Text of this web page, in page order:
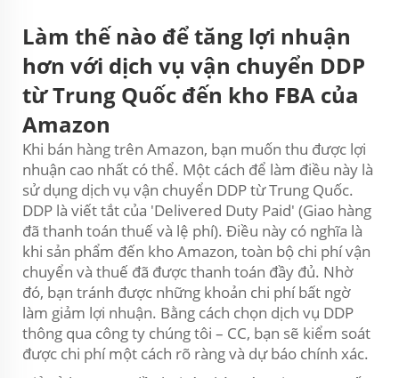
Làm thế nào để tăng lợi nhuận
hơn với dịch vụ vận chuyển DDP
từ Trung Quốc đến kho FBA của
Amazon
Khi bán hàng trên Amazon, bạn muốn thu được lợi
nhuận cao nhất có thể. Một cách để làm điều này là
sử dụng dịch vụ vận chuyển DDP từ Trung Quốc.
DDP là viết tắt của 'Delivered Duty Paid' (Giao hàng
đã thanh toán thuế và lệ phí). Điều này có nghĩa là
khi sản phẩm đến kho Amazon, toàn bộ chi phí vận
chuyển và thuế đã được thanh toán đầy đủ. Nhờ
đó, bạn tránh được những khoản chi phí bất ngờ
làm giảm lợi nhuận. Bằng cách chọn dịch vụ DDP
thông qua công ty chúng tôi – CC, bạn sẽ kiểm soát
được chi phí một cách rõ ràng và dự báo chính xác.